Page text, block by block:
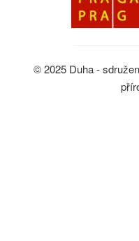
© 2025 Duha -